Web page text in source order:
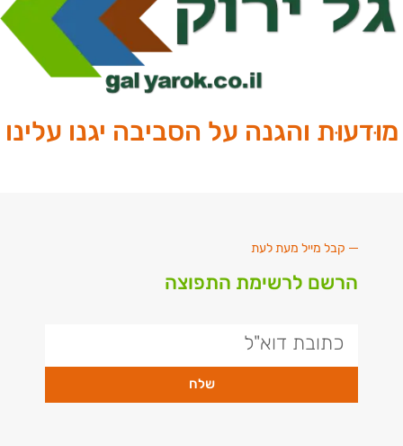
מוּדעוּת והגנה על הסביבה יגנו עלינו
קבל מייל מעת לעת
הרשם לרשימת התפוצה
שלח